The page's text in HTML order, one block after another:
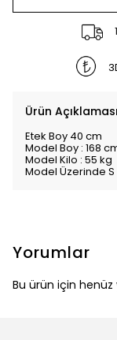
Ürün Açıklaması
Etek Boy 40 cm
Model Boy : 168
Model Kilo : 55 kg
Model Üzerinde
Yorumlar
Bu ürün için henüz